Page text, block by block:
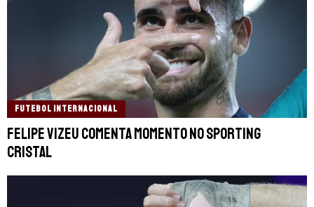
FUTEBOL INTERNACIONAL
Felipe Vizeu comenta momento no Sporting
Cristal